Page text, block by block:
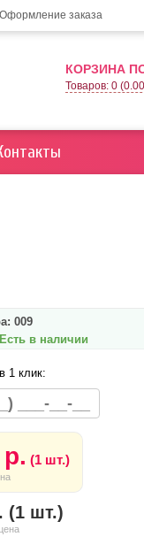
Оформление заказа
КОРЗИНА
Товаров: 0
009
Есть в наличии
1 клик:
(1 шт.)
(1 шт.)